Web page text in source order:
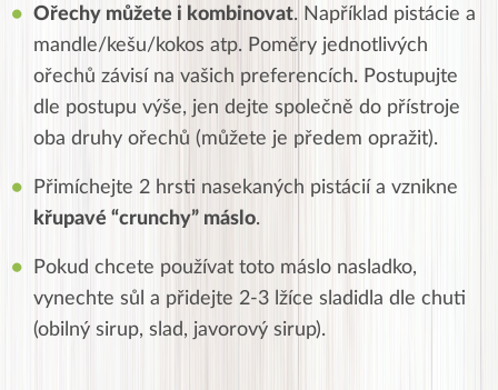
Ořechy můžete i kombinovat. Například pistácie a
mandle/kešu/kokos atp. Poměry jednotlivých
ořechů závisí na vašich preferencích. Postupujte
dle postupu výše, jen dejte společně do přístroje
oba druhy ořechů (můžete je předem opražit).
Přimíchejte 2 hrsti nasekaných pistácií a vznikne
křupavé “crunchy” máslo.
Pokud chcete používat toto máslo nasladko,
vynechte sůl a přidejte 2-3 lžíce sladidla dle chuti
(obilný sirup, slad, javorový sirup).